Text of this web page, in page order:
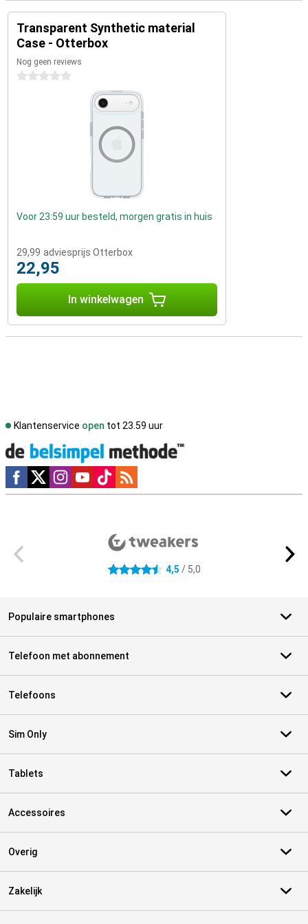
Transparent Synthetic material
Case - Otterbox
Nog geen reviews
0 sterren
Voor 23:59 uur besteld, morgen gratis in huis
29,99 adviesprijs Otterbox
22,95
In winkelwagen
Klantenservice open tot 23.59 uur
Social media
4.5 sterren 4,5 / 5,0
Populaire smartphones
Telefoon met abonnement
Telefoons
Sim Only
Tablets
Accessoires
Overig
Zakelijk